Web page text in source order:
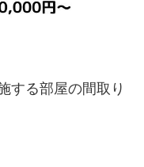
する部屋の間取り